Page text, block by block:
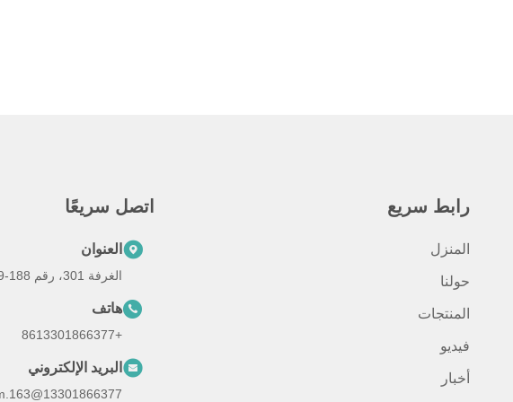
رابط سريع
المنزل
حولنا
المنتجات
فيديو
أخبار
اتصل سريعًا
العنوان
الغرفة 301، رقم 188-189، طريق دوهي، منطقة مينهانغ، شنغهاي
هاتف
+8613301866377
البريد الإلكتروني
13301866377@163.com